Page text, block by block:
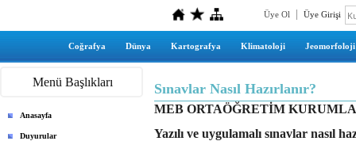
Üye Ol Üye Girişi
Coğrafya Dünya Kartografya Klimatoloji Jeomorfoloji
Menü Başlıkları
Anasayfa
Duyurular
Sınavlar Nasıl Hazırlanır?
MEB ORTAÖĞRETİM
Yazılı ve uygulamalı sınavlar nasıl